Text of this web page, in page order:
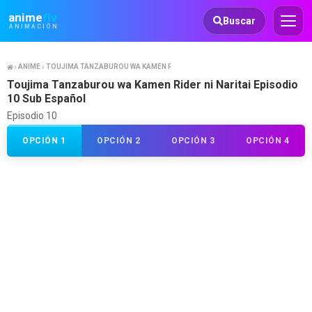
animeflv
ANIMACIÓN
Animeflv Buscar
ANIME TOUJIMA TANZABUROU WA KAMEN RIDER NI NARITAI
Toujima Tanzaburou wa Kamen Rider ni Naritai Episodio
10 Sub Español
Episodio 10
OPCIÓN 1 OPCIÓN 2 OPCIÓN 3 OPCIÓN 4